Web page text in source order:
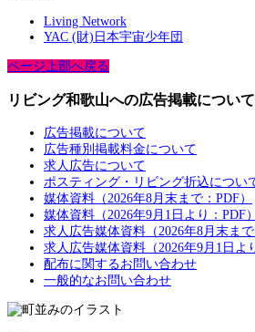
Living Network
YAC (財)日本宇宙少年団
ページ上部へ戻る
リビング和歌山への広告掲載について
広告掲載について
広告種別掲載料金について
求人広告について
ポスティング・リビング折込につい
媒体資料（2026年8月末まで：PDF）
媒体資料（2026年9月1日より：PDF）
求人広告媒体資料（2026年8月末まで
求人広告媒体資料（2026年9月1日よ
配布に関するお問い合わせ
一般的なお問い合わせ